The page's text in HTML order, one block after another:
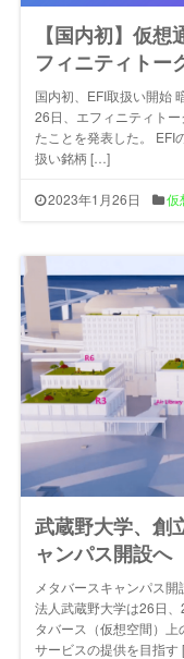
【国内初】仮
フィニティトー
国内初、EFI取扱い開始
26日、エフィニティト
たことを発表した。 EFI
扱い銘柄 […]
2023年1月26日 仮
武蔵野大学、創
ャンパス開設へ
メタバースキャンパス
法人武蔵野大学は26日
タバース（仮想空間）
サービスの提供を目指